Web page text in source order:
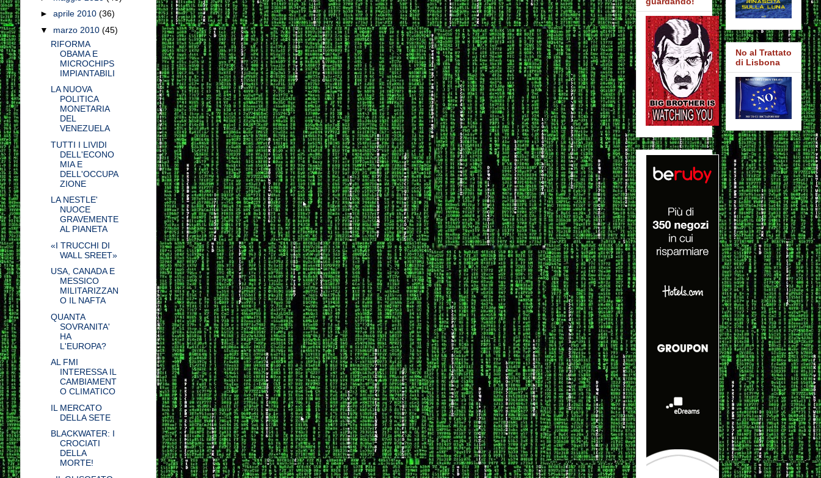
►aprile 2010(36)
▼ marzo 2010(45)
RIFORMA
OBAMA E
MICROCHIPS
IMPIANTABILI
LA NUOVA
POLITICA
MONETARIA
DEL
VENEZUELA
TUTTI I LIVIDI
DELL'ECONO
MIA E
DELL'OCCUPA
ZIONE
LA NESTLE'
NUOCE
GRAVEMENTE
AL PIANETA
«I TRUCCHI DI
WALL SREET»
USA, CANADA E
MESSICO
MILITARIZZAN
O IL NAFTA
QUANTA
SOVRANITA'
HA
L'EUROPA?
AL FMI
INTERESSA IL
CAMBIAMENT
O CLIMATICO
IL MERCATO
DELLA SETE
BLACKWATER: I
CROCIATI
DELLA
MORTE!
No al Trattato
di Lisbona